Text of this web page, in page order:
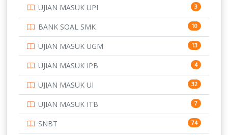
PTDI STTD 4
133
SMA 146
SMK 231
SMP 134
STIP 2
153
UJIAN MASUK UPI 3
BANK SOAL SMK 10
UJIAN MASUK UGM 13
UJIAN MASUK IPB 4
UJIAN MASUK UI 32
UJIAN MASUK ITB 7
SNBT 74